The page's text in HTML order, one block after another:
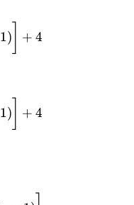
2\left[\frac{1}{3}(x-
1) + 4
2\left[\frac{1}{3}(x-
1) + 4
2\left[\frac{1}{3}(x-